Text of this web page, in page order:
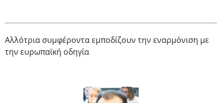
Αλλότρια συμφέροντα εμποδίζουν την εναρμόνιση με
την ευρωπαϊκή οδηγία